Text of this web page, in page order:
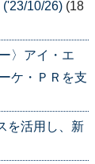
10/26) (18
〉アイ・エ
ケ・ＰＲを支
を活用し、新